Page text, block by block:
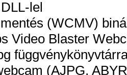
lel
(WCMV)
Video Blaster
(AJPG,